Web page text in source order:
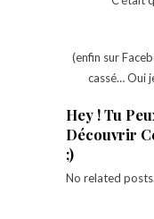
(enfin sur
cassé… Oui
Hey ! Tu
Découvrir
;)
No related posts.